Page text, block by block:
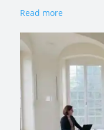
Read more